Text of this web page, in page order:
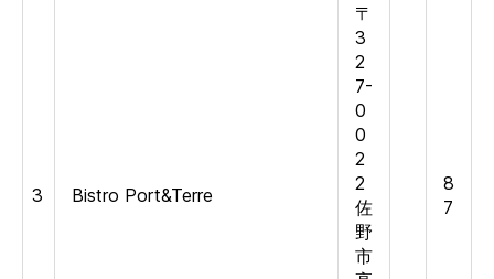
3 Bistro Port&Terre
〒
3
2
7-
0
0
2
2
佐
野
市
8
7